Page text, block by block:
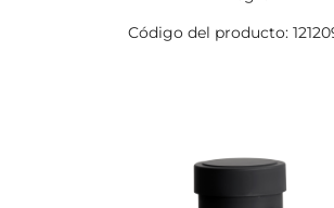
Código del producto: